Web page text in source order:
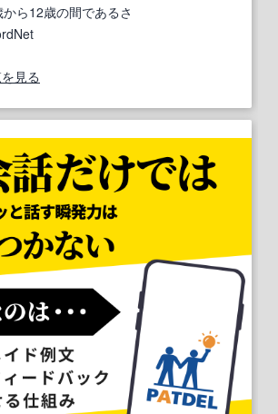
ら12歳の間であるさ
見る